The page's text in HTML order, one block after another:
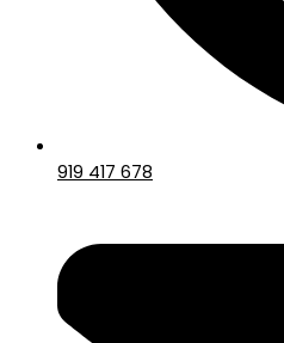
919 417 678